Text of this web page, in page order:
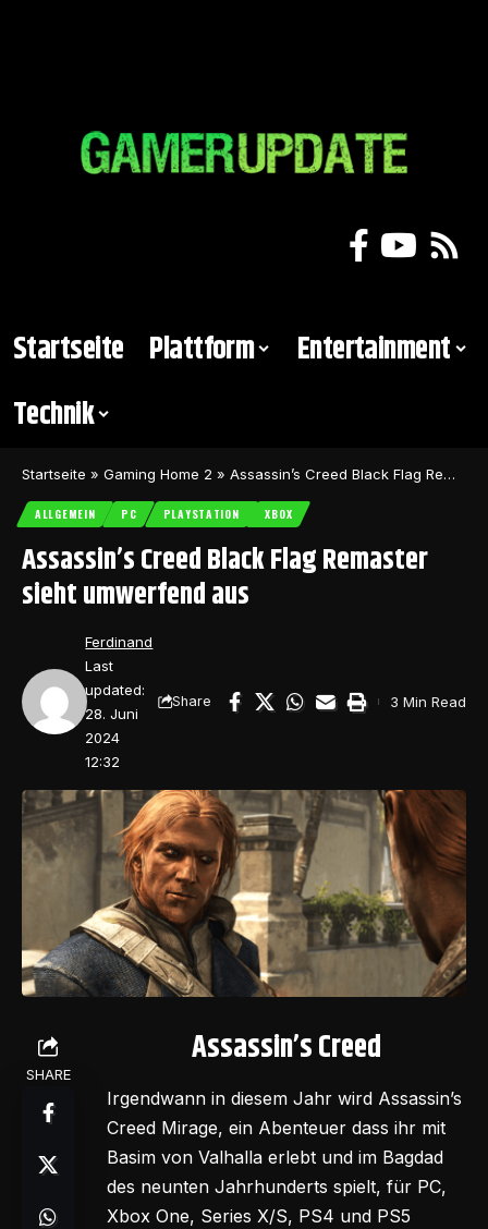
Startseite Plattform
Entertainment
Technik
Startseite » Gaming Home 2 » Assassin’s Creed Black Flag Remaster sieht umwerfend aus
ALLGEMEIN PC PLAYSTATION XBOX
Assassin’s Creed Black Flag Remaster
sieht umwerfend aus
Last
updated:
28. Juni
2024
12:32
Ferdinand
Share 3 Min Read
SHARE
Assassin’s Creed
Irgendwann in diesem Jahr wird Assassin’s
Creed Mirage, ein Abenteuer dass ihr mit
Basim von Valhalla erlebt und im Bagdad
des neunten Jahrhunderts spielt, für PC,
Xbox One, Series X/S, PS4 und PS5